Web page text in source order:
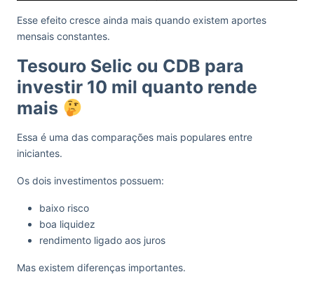
Esse efeito cresce ainda mais quando existem aportes
mensais constantes.
Tesouro Selic ou CDB para
investir 10 mil quanto rende
mais
Essa é uma das comparações mais populares entre
iniciantes.
Os dois investimentos possuem:
baixo risco
boa liquidez
rendimento ligado aos juros
Mas existem diferenças importantes.